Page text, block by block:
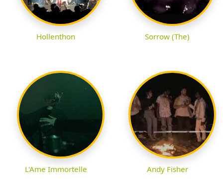
Hollenthon Sorrow (The)
L'Ame Immortelle Andy Fisher